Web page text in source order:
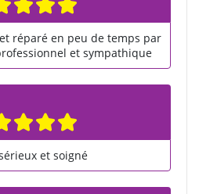
réparé en peu de temps par
et sympathique
et soigné